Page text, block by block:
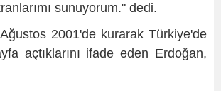
sunuyorum." dedi.
2001'de kurarak Türkiye'de
açtıklarını ifade eden Erdoğan,